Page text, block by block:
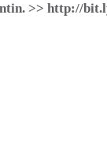
>> http://